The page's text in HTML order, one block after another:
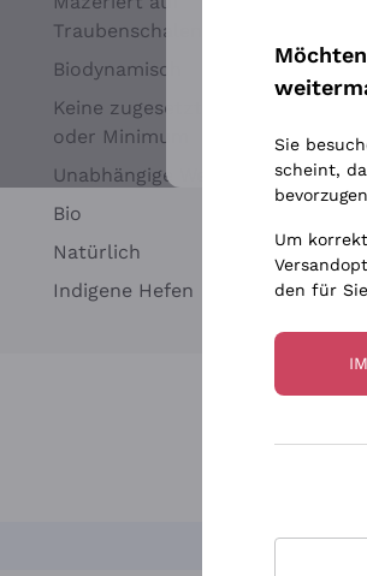
Traubenschalen
Biodynamisch
Keine zugesetzten Sulfite
oder Minimum
Unabhängige Weinbauern
Bio
Natürlich
Indigene Hefen
Weitere
Sie
scheint,
Um
den für